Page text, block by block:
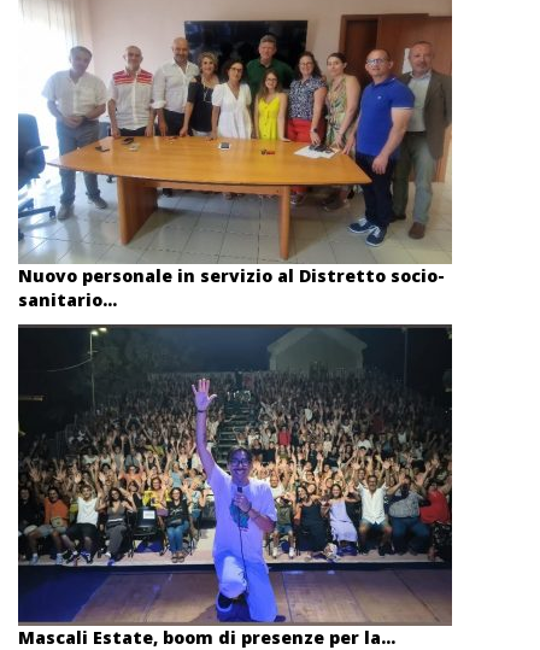
Nuovo personale in servizio al Distretto socio-
sanitario...
Mascali Estate, boom di presenze per la...